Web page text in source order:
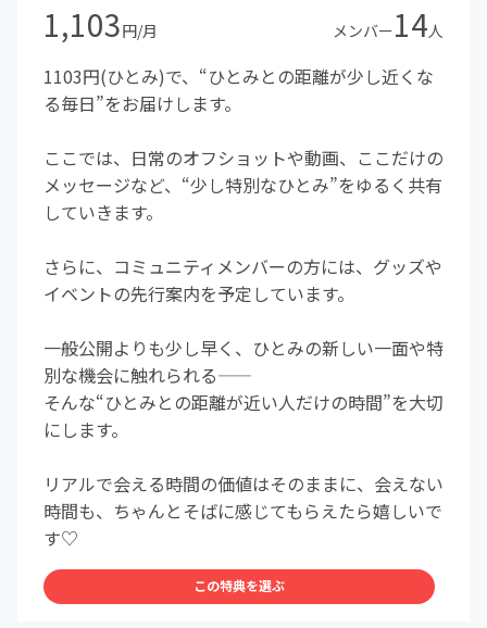
1,103円/月 メンバー14人
1103円(ひとみ)で、“ひとみとの距離が少し近くな
る毎日”をお届けします。
ここでは、日常のオフショットや動画、ここだけの
メッセージなど、“少し特別なひとみ”をゆるく共有
していきます。
さらに、コミュニティメンバーの方には、グッズや
イベントの先行案内を予定しています。
一般公開よりも少し早く、ひとみの新しい一面や特
別な機会に触れられる――
そんな“ひとみとの距離が近い人だけの時間”を大切
にします。
リアルで会える時間の価値はそのままに、会えない
時間も、ちゃんとそばに感じてもらえたら嬉しいで
す♡
この特典を選ぶ